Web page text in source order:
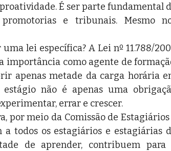
É ser parte fundamental
e tribunais. Mesmo
lei específica? A Lei nº 11.788/
importância como agente de
apenas metade da carga horária
não é apenas uma
errar e crescer.
por meio da Comissão de Estagiários
todos os estagiários e estagiárias
de aprender, contribuem para